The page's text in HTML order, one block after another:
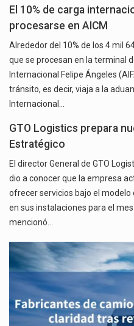
El 10% de carga
procesarse en AICM
Alrededor del 10% de los 4 mil
que se procesan en la terminal
Internacional Felipe Ángeles
tránsito, es decir, viaja a la
Internacional…
GTO Logistics prepara
Estratégico
El director General de GTO
dio a conocer que la empresa
ofrecer servicios bajo el modelo
en sus instalaciones para el
mencionó…